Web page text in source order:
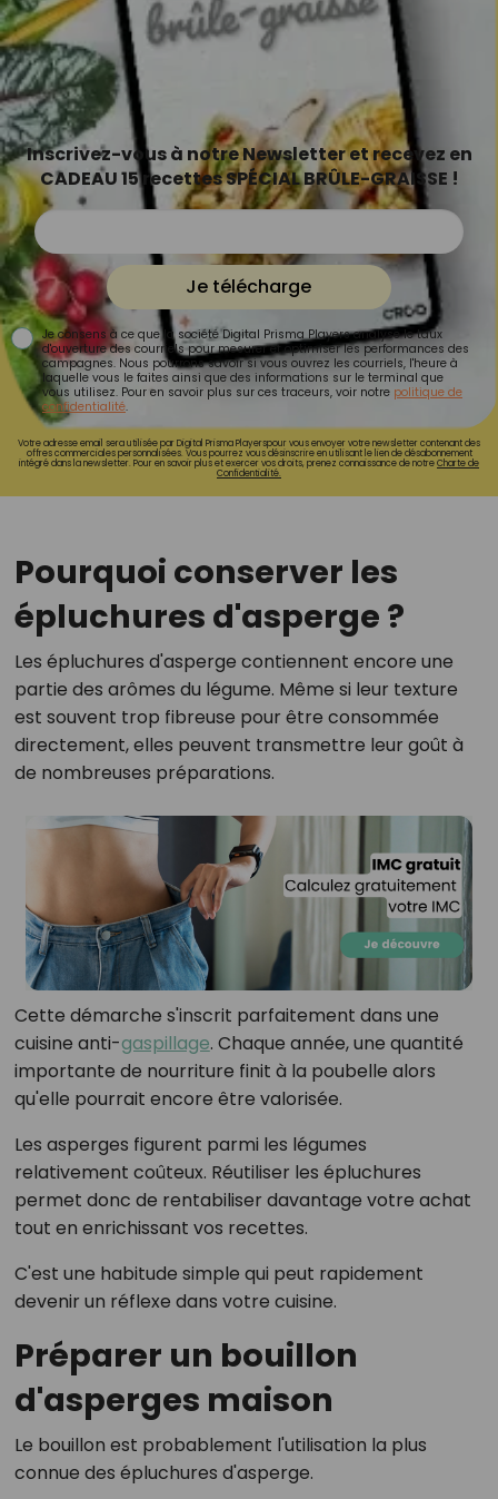
Inscrivez-vous à notre Newsletter et recevez en
CADEAU 15 recettes SPÉCIAL BRÛLE-GRAISSE !
Je télécharge
Je consens à ce que la société Digital Prisma Players analyse le taux
d'ouverture des courriels pour mesurer et optimiser les performances des
campagnes. Nous pourrons savoir si vous ouvrez les courriels, l'heure à
laquelle vous le faites ainsi que des informations sur le terminal que
vous utilisez. Pour en savoir plus sur ces traceurs, voir notre politique de
confidentialité.
Votre adresse email sera utilisée par Digital Prisma Playerspour vous envoyer votre newsletter contenant des
offres commerciales personnalisées. Vous pourrez vous désinscrire en utilisant le lien de désabonnement
intégré dans la newsletter. Pour en savoir plus et exercer vos droits, prenez connaissance de notreCharte de
Confidentialité.
Pourquoi conserver les
épluchures d'asperge ?
Les épluchures d'asperge contiennent encore une
partie des arômes du légume. Même si leur texture
est souvent trop fibreuse pour être consommée
directement, elles peuvent transmettre leur goût à
de nombreuses préparations.
Cette démarche s'inscrit parfaitement dans une
cuisine anti-gaspillage. Chaque année, une quantité
importante de nourriture finit à la poubelle alors
qu'elle pourrait encore être valorisée.
Les asperges figurent parmi les légumes
relativement coûteux. Réutiliser les épluchures
permet donc de rentabiliser davantage votre achat
tout en enrichissant vos recettes.
C'est une habitude simple qui peut rapidement
devenir un réflexe dans votre cuisine.
Préparer un bouillon
d'asperges maison
Le bouillon est probablement l'utilisation la plus
connue des épluchures d'asperge.